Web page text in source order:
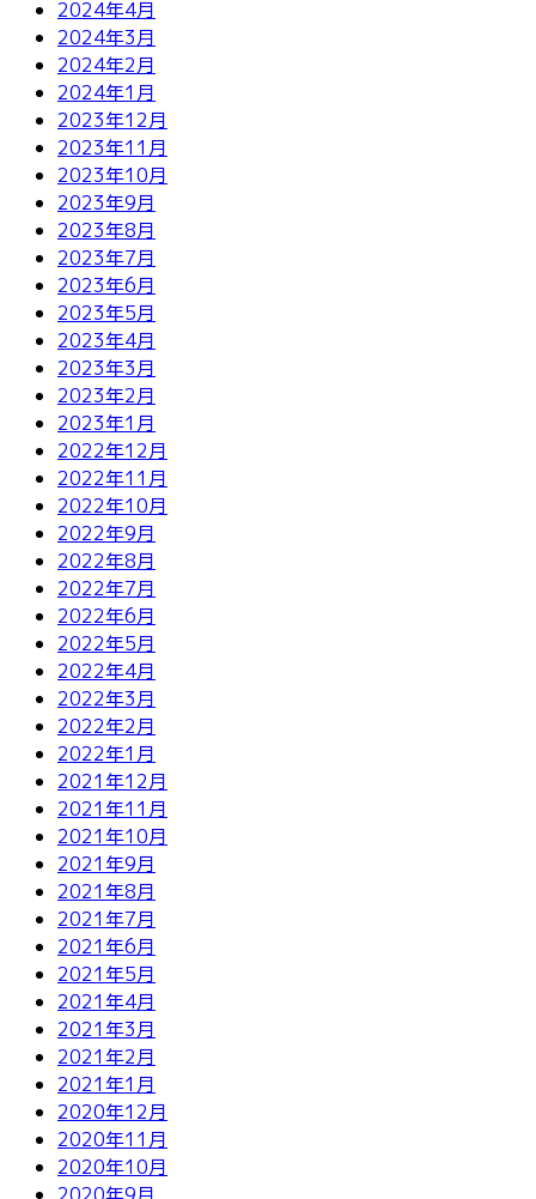
2024年4月
2024年3月
2024年2月
2024年1月
2023年12月
2023年11月
2023年10月
2023年9月
2023年8月
2023年7月
2023年6月
2023年5月
2023年4月
2023年3月
2023年2月
2023年1月
2022年12月
2022年11月
2022年10月
2022年9月
2022年8月
2022年7月
2022年6月
2022年5月
2022年4月
2022年3月
2022年2月
2022年1月
2021年12月
2021年11月
2021年10月
2021年9月
2021年8月
2021年7月
2021年6月
2021年5月
2021年4月
2021年3月
2021年2月
2021年1月
2020年12月
2020年11月
2020年10月